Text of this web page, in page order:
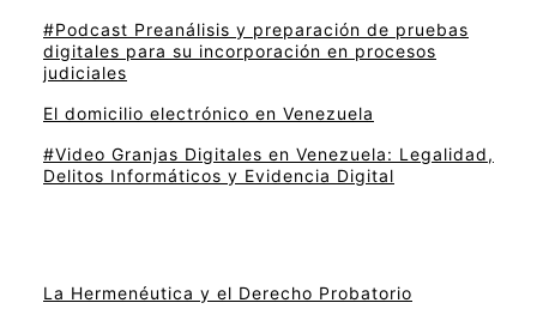
#Podcast Preanálisis y preparación de pruebas
digitales para su incorporación en procesos
judiciales
El domicilio electrónico en Venezuela
#Video Granjas Digitales en Venezuela: Legalidad,
Delitos Informáticos y Evidencia Digital
La Hermenéutica y el Derecho Probatorio